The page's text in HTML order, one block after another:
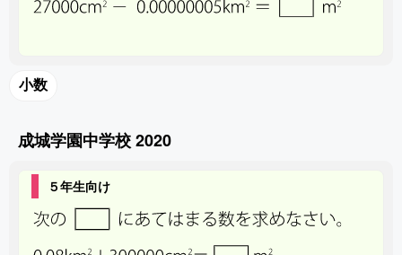
小数
成城学園中学校 2020
５年生向け